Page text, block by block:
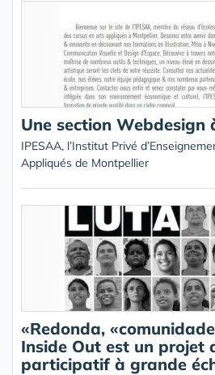
Une section Webdesign
IPESAA, l’Institut Privé
Appliqués de Montpellier
«Redonda,
Inside Out est un projet
participatif à grande